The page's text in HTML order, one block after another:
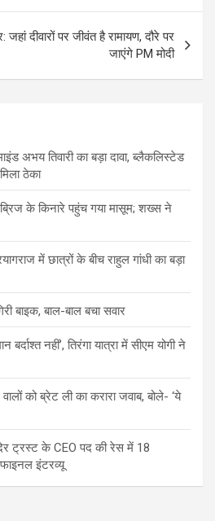
जहां दीवारों पर जीवंत है रामायण, दौरे पर
जाएंगे PM मोदी
अभय तिवारी का बड़ा दावा, ब्लैकलिस्टेड
ठेका
ब्रिज के किनारे पहुंच गया मासूम; शख्स ने
में छात्रों के बीच राहुल गांधी का बड़ा
बाइक, बाल-बाल बचा सवार
बर्दाश्त नहीं’, तिरंगा यात्रा में सीएम योगी ने
को ब्रेट ली का करारा जवाब, बोले- ‘ये
ट्रस्ट के CEO पद की रेस में 18
इंटरव्यू